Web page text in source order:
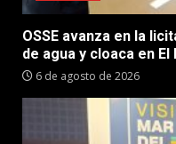
OSSE avanza en la
de agua y cloaca en
6 de agosto de 2026